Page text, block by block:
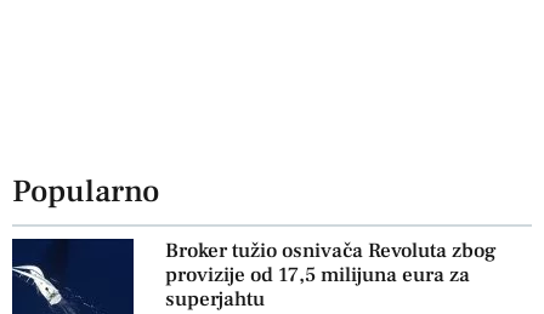
Popularno
Broker tužio osnivača Revoluta zbog
provizije od 17,5 milijuna eura za
superjahtu